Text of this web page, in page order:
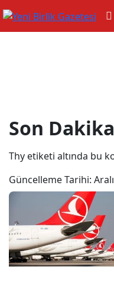
Son
Thy etiketi altında bu
Güncelleme Tarihi: